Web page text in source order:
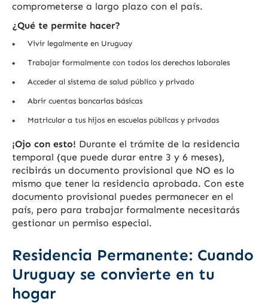
comprometerse a largo plazo con el país.
¿Qué te permite hacer?
Vivir legalmente en Uruguay
Trabajar formalmente con todos los derechos laborales
Acceder al sistema de salud público y privado
Abrir cuentas bancarias básicas
Matricular a tus hijos en escuelas públicas y privadas
¡Ojo con esto! Durante el trámite de la residencia
temporal (que puede durar entre 3 y 6 meses),
recibirás un documento provisional que NO es lo
mismo que tener la residencia aprobada. Con este
documento provisional puedes permanecer en el
país, pero para trabajar formalmente necesitarás
gestionar un permiso especial.
Residencia Permanente: Cuando
Uruguay se convierte en tu
hogar